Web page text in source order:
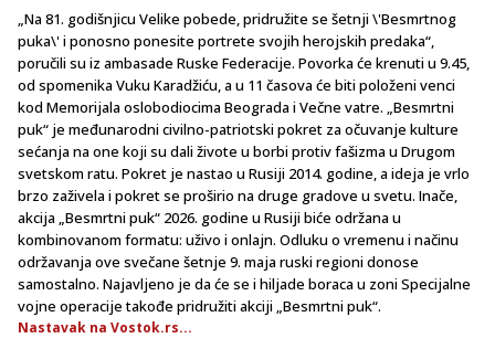
„Na 81. godišnjicu Velike pobede, pridružite se šetnji \'Besmrtnog
puka\' i ponosno ponesite portrete svojih herojskih predaka“,
poručili su iz ambasade Ruske Federacije. Povorka će krenuti u 9.45,
od spomenika Vuku Karadžiću, a u 11 časova će biti položeni venci
kod Memorijala oslobodiocima Beograda i Večne vatre. „Besmrtni
puk“ je međunarodni civilno-patriotski pokret za očuvanje kulture
sećanja na one koji su dali živote u borbi protiv fašizma u Drugom
svetskom ratu. Pokret je nastao u Rusiji 2014. godine, a ideja je vrlo
brzo zaživela i pokret se proširio na druge gradove u svetu. Inače,
akcija „Besmrtni puk“ 2026. godine u Rusiji biće održana u
kombinovanom formatu: uživo i onlajn. Odluku o vremenu i načinu
održavanja ove svečane šetnje 9. maja ruski regioni donose
samostalno. Najavljeno je da će se i hiljade boraca u zoni Specijalne
vojne operacije takođe pridružiti akciji „Besmrtni puk“.
Nastavak na Vostok.rs...